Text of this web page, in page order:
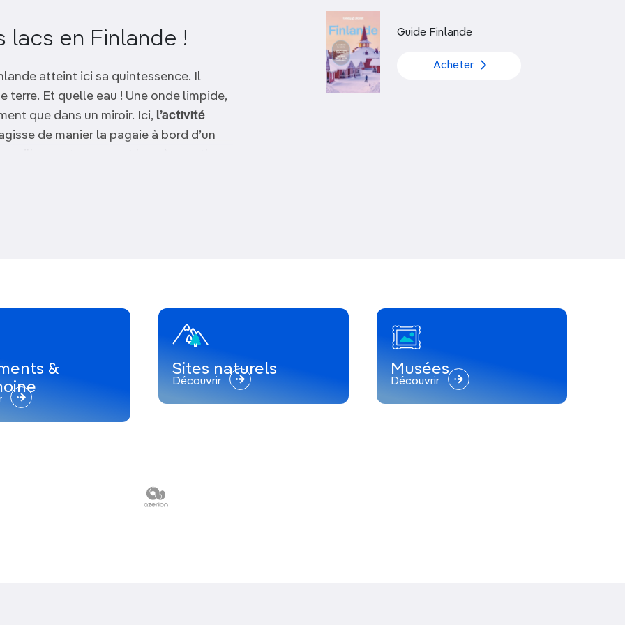
Découvrir nos articles
lacs en Finlande !
atteint ici sa quintessence. Il
terre. Et quelle eau ! Une onde limpide,
que dans un miroir. Ici, l’activité
de manier la pagaie à bord d’un
cour d’un château médiéval lors du
des phoques marbrés dans lesparcs
, suivi d’un plongeon dans
Guide Finlande
Acheter
&
Sites naturels
Découvrir
Musées
Découvrir